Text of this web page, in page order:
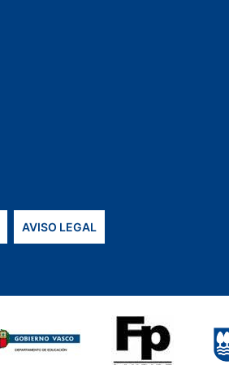
AVISO LEGAL